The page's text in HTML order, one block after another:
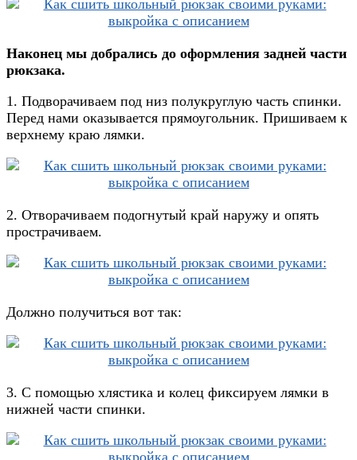
Наконец мы добрались до оформления задней части
рюкзака.
1. Подворачиваем под низ полукруглую часть спинки.
Перед нами оказывается прямоугольник. Пришиваем к
верхнему краю лямки.
2. Отворачиваем подогнутый край наружу и опять
прострачиваем.
Должно получиться вот так:
3. С помощью хлястика и колец фиксируем лямки в
нижней части спинки.